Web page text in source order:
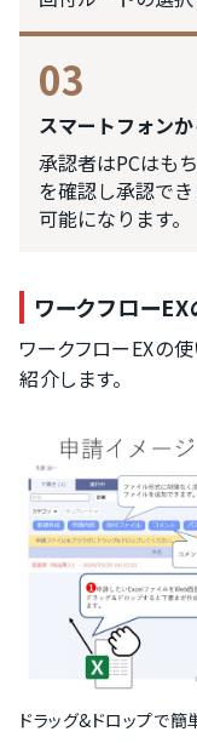
03
スマートフォン
承認者はPCはも
を確認し承認で
可能になります。
ワークフロー
ワークフローEXの
紹介します。
ドラッグ&ドロップで簡